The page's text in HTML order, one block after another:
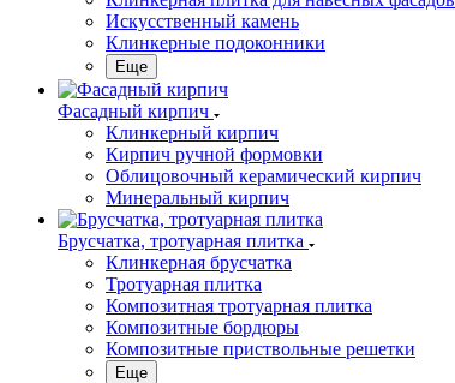
Искусственный камень
Клинкерные подоконники
Еще
Фасадный кирпич
Клинкерный кирпич
Кирпич ручной формовки
Облицовочный керамический кирпич
Минеральный кирпич
Брусчатка, тротуарная плитка
Клинкерная брусчатка
Тротуарная плитка
Композитная тротуарная плитка
Композитные бордюры
Композитные приствольные решетки
Еще